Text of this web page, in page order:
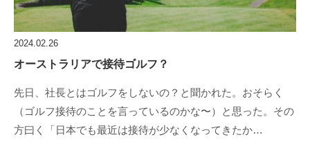
2024.02.26
オーストラリアで接待ゴルフ？
先日、社長とはゴルフをしないの？と聞かれた。おそらく
（ゴルフ接待のことを言っているのかな〜）と思った。その
方曰く「日本でも最近は接待が少なくなってきたか…